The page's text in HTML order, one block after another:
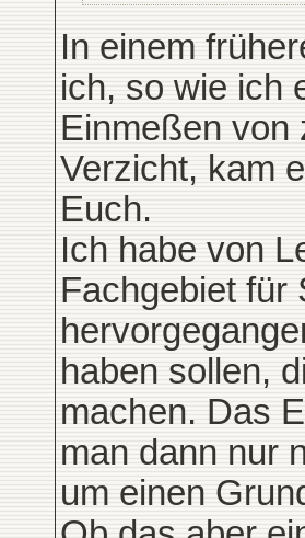
In einem
ich, so wie ich
Einmeßen von
Verzicht, kam
Euch.
Ich habe von
Fachgebiet für
haben sollen,
machen. Das
man dann nur
um einen